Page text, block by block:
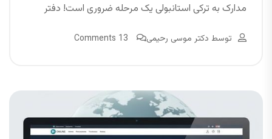
مدارک به ترکی استانبولی یک مرحله ضروری است! دفتر
توسط دکتر موسی رحیمی 13 Comments